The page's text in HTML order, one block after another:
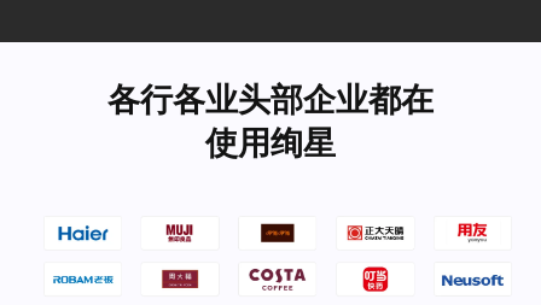
各行各业头部企业都在
使用绚星